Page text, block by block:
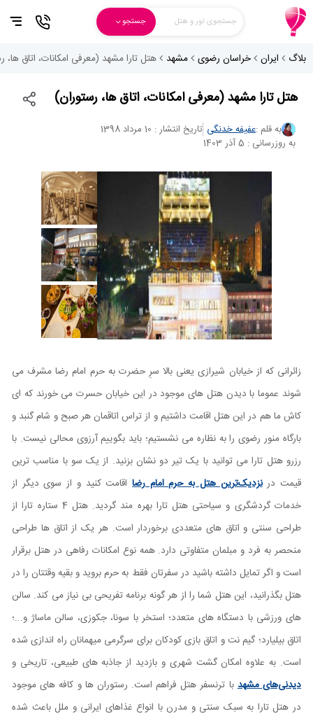
جستجوی تور و هتل جستجو
بلاگ ایران خراسان رضوی مشهد هتل تارا مشهد (معرفی امکانات، اتاق ها،
هتل تارا مشهد (معرفی امکانات، اتاق ها، رستوران)
به قلم :عفیفه خدنگی تاریخ انتشار : 10 مرداد 1398
به روزرسانی : 5 آذر 1403
زائرانی که از خیابان شیرازی یعنی بالا سرِ حضرت به حرم امام رضا مشرف می
شوند عموما با دیدن هتل های موجود در این خیابان حسرت می خورند که ای
کاش ما هم در این هتل اقامت داشتیم و از تراس اتاقمان هر صبح و شام گنبد و
بارگاه منور رضوی را به نظاره می نشستیم؛ باید بگوییم آرزوی محالی نیست. با
رزرو هتل تارا می توانید با یک تیر دو نشان بزنید. از یک سو با مناسب ترین
قیمت درنزدیک‌ترین هتل به حرم امام رضا اقامت کنید و از سوی دیگر از
خدمات گردشگری و سیاحتی هتل تارا بهره مند گردید. هتل 4 ستاره تارا از
طراحی سنتی و اتاق های متعددی برخوردار است. هر یک از اتاق ها طراحی
منحصر به فرد و مبلمان متفاوتی دارد. همه نوع امکانات رفاهی در هتل برقرار
است و اگر تمایل داشته باشید در سفرتان فقط به حرم بروید و بقیه وقتتان را در
هتل بگذرانید، این هتل شما را از هر گونه برنامه تفریحی بی نیاز می کند. سالن
های ورزشی با دستگاه های متعدد؛ استخر با سونا، جکوزی، سالن ماساژ و...؛
اتاق بیلیارد؛ گیم نت و اتاق بازی کودکان برای سرگرمی میهمانان راه اندازی شده
است. به علاوه امکان گشت شهری و بازدید از جاذبه های طبیعی، تاریخی و
دیدنی‌های مشهدبا ترنسفر هتل فراهم است. رستوران ها و کافه های موجود
در هتل تارا به سبک سنتی و مدرن با انواع غذاهای ایرانی و ملل باعث شده